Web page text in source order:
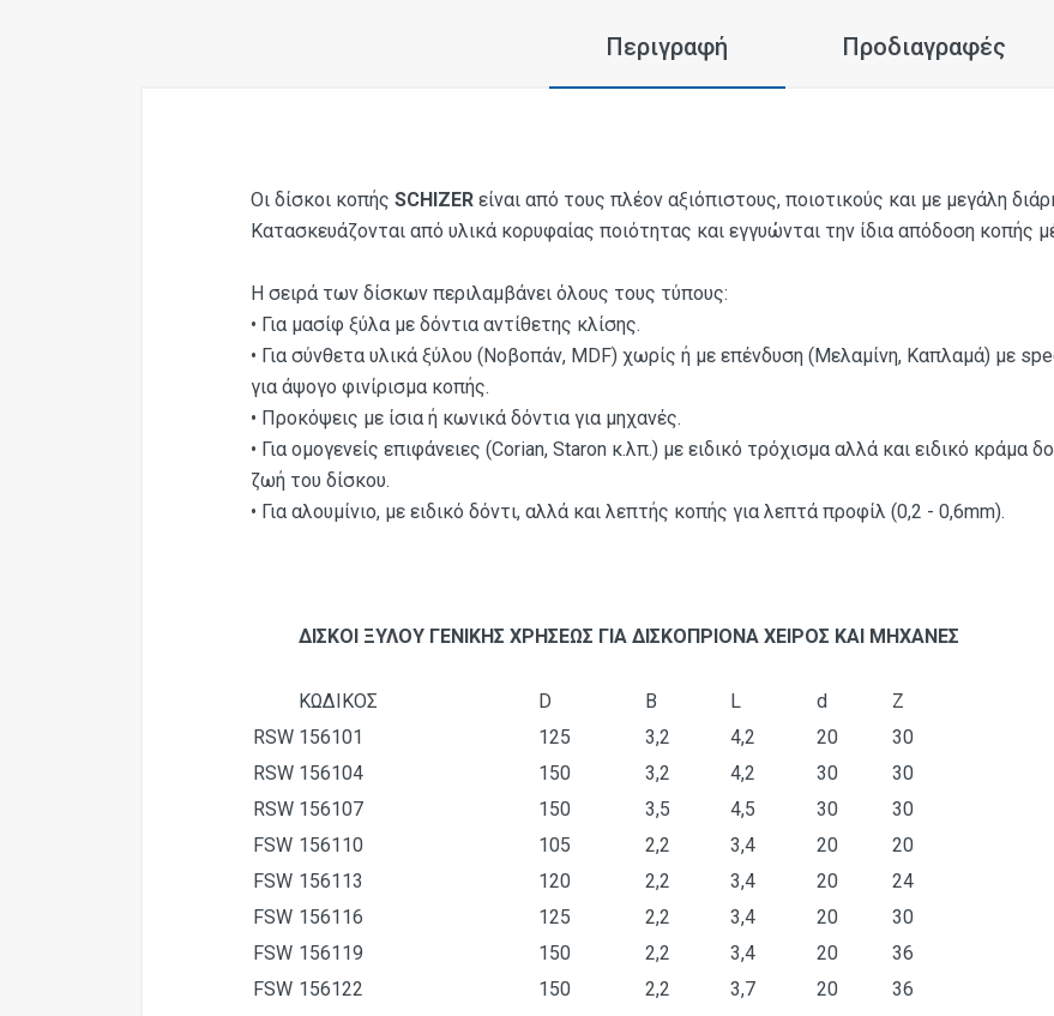
Περιγραφή Προδιαγραφές
Οι δίσκοι κοπής SCHIZER είναι από τους πλέον αξιόπιστους, ποιοτικούς και με μεγάλη
Κατασκευάζονται από υλικά κορυφαίας ποιότητας και εγγυώνται την ίδια απόδοση κοπής
Η σειρά των δίσκων περιλαμβάνει όλους τους τύπους:
• Για μασίφ ξύλα με δόντια αντίθετης κλίσης.
• Για σύνθετα υλικά ξύλου (Νοβοπάν, MDF) χωρίς ή με επένδυση (Μελαμίνη, Καπλαμά) με
για άψογο φινίρισμα κοπής.
• Προκόψεις με ίσια ή κωνικά δόντια για μηχανές.
• Για ομογενείς επιφάνειες (Corian, Staron κ.λπ.) με ειδικό τρόχισμα αλλά και ειδικό κράμα
ζωή του δίσκου.
• Για αλουμίνιο, με ειδικό δόντι, αλλά και λεπτής κοπής για λεπτά προφίλ (0,2 - 0,6mm).
ΔΙΣΚΟΙ ΞΥΛΟΥ ΓΕΝΙΚΗΣ ΧΡΗΣΕΩΣ ΓΙΑ ΔΙΣΚΟΠΡΙΟΝΑ ΧΕΙΡΟΣ ΚΑΙ ΜΗΧΑΝΕΣ
ΚΩΔΙΚΟΣ D Β L d
Z
RSW 156101 125 3,2 4,2 20
30
RSW 156104 150 3,2 4,2 30
30
RSW 156107 150 3,5 4,5 30
30
FSW 156110 105 2,2 3,4 20
20
FSW 156113 120 2,2 3,4 20
24
FSW 156116 125 2,2 3,4 20
30
FSW 156119 150 2,2 3,4 20
36
FSW 156122 150 2,2 3,7 20 36